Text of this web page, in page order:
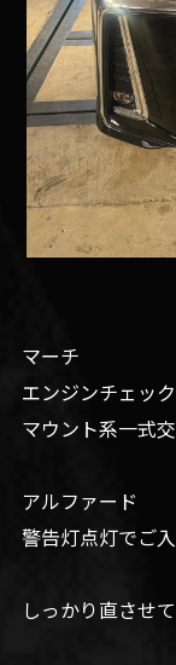
マーチ
エンジンチェッ
マウント系一式
アルファード
警告灯点灯でご入
しっかり直させ